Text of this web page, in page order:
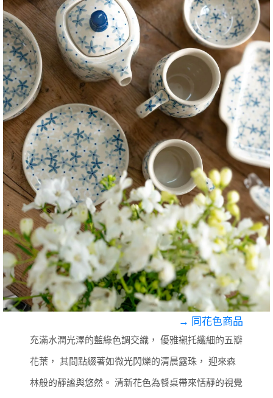
→ 同花色商品
充滿水潤光澤的藍綠色調交織， 優雅襯托纖細的五瓣
花葉， 其間點綴著如微光閃爍的清晨露珠， 迎來森
林般的靜謐與悠然。 清新花色為餐桌帶來恬靜的視覺